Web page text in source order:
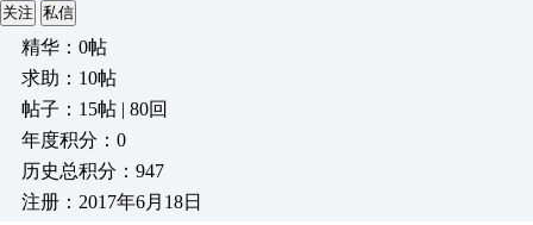
关注 私信
精华：0帖
求助：10帖
帖子：15帖 | 80回
年度积分：0
历史总积分：947
注册：2017年6月18日